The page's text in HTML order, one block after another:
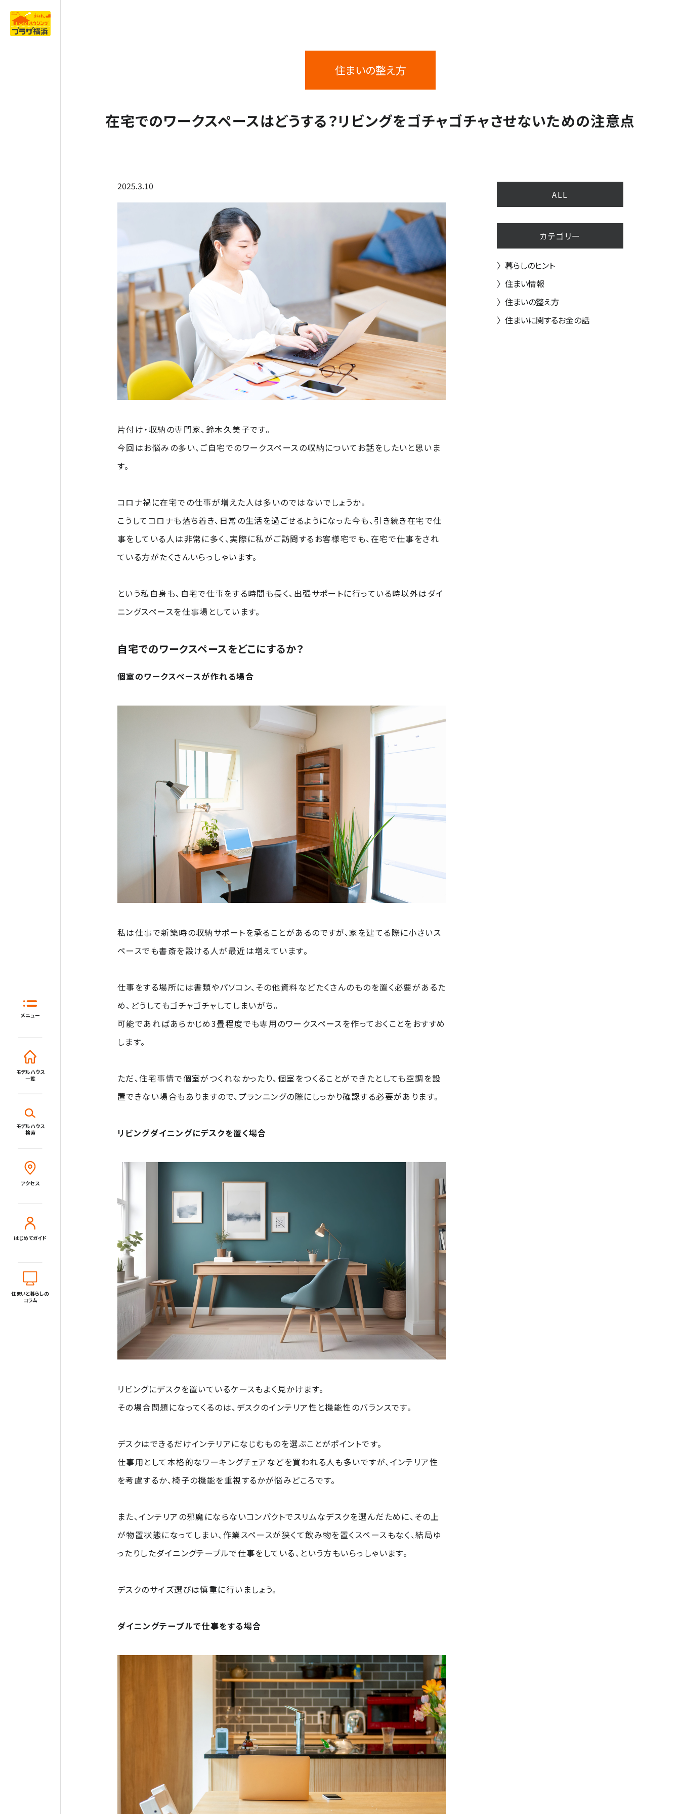
メニュー
モデルハウス
一覧
モデルハウス
検索
アクセス
はじめてガイド
tvkハウジングプラザ横浜について
住まいと暮らしの
コラム
住まいの整え方
在宅でのワークスペースはどうする？リビングをゴチャゴチャさせないための注意点
2025.3.10
片付け・収納の専門家、鈴木久美子です。
今回はお悩みの多い、ご自宅でのワークスペースの収納についてお話をしたいと思いま
す。
コロナ禍に在宅での仕事が増えた人は多いのではないでしょうか。
こうしてコロナも落ち着き、日常の生活を過ごせるようになった今も、引き続き在宅で仕
事をしている人は非常に多く、実際に私がご訪問するお客様宅でも、在宅で仕事をされ
ている方がたくさんいらっしゃいます。
という私自身も、自宅で仕事をする時間も長く、出張サポートに行っている時以外はダイ
ニングスペースを仕事場としています。
自宅でのワークスペースをどこにするか？
個室のワークスペースが作れる場合
私は仕事で新築時の収納サポートを承ることがあるのですが、家を建てる際に小さいス
ペースでも書斎を設ける人が最近は増えています。
仕事をする場所には書類やパソコン、その他資料などたくさんのものを置く必要があるた
め、どうしてもゴチャゴチャしてしまいがち。
可能であればあらかじめ3畳程度でも専用のワークスペースを作っておくことをおすすめ
します。
ただ、住宅事情で個室がつくれなかったり、個室をつくることができたとしても空調を設
置できない場合もありますので、プランニングの際にしっかり確認する必要があります。
リビングダイニングにデスクを置く場合
リビングにデスクを置いているケースもよく見かけます。
その場合問題になってくるのは、デスクのインテリア性と機能性のバランスです。
デスクはできるだけインテリアになじむものを選ぶことがポイントです。
仕事用として本格的なワーキングチェアなどを買われる人も多いですが、インテリア性
を考慮するか、椅子の機能を重視するかが悩みどころです。
また、インテリアの邪魔にならないコンパクトでスリムなデスクを選んだために、その上
が物置状態になってしまい、作業スペースが狭くて飲み物を置くスペースもなく、結局ゆ
ったりしたダイニングテーブルで仕事をしている、という方もいらっしゃいます。
デスクのサイズ選びは慎重に行いましょう。
ダイニングテーブルで仕事をする場合
ALL
カテゴリー
〉 暮らしのヒント
〉 住まい情報
〉 住まいの整え方
〉 住まいに関するお金の話
ホーム
モデルハウス一覧
新着情報一覧
住宅展示場出展に関するご案内
〒220-0024
神奈川県横浜市西区西平沼町6-1
0120-1849-29 © Television KANAGAWA, Inc.